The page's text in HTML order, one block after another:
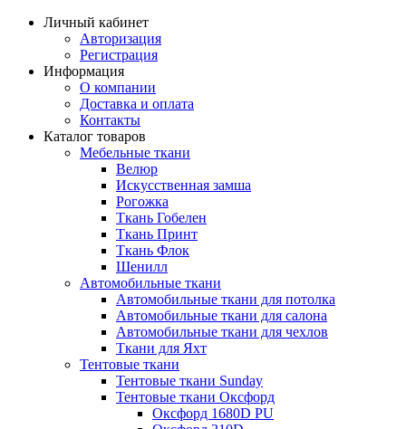
Личный кабинет
Авторизация
Регистрация
Информация
О компании
Доставка и оплата
Контакты
Каталог товаров
Мебельные ткани
Велюр
Искусственная замша
Рогожка
Ткань Гобелен
Ткань Принт
Ткань Флок
Шенилл
Автомобильные ткани
Автомобильные ткани для потолка
Автомобильные ткани для салона
Автомобильные ткани для чехлов
Ткани для Яхт
Тентовые ткани
Тентовые ткани Sunday
Тентовые ткани Оксфорд
Оксфорд 1680D PU